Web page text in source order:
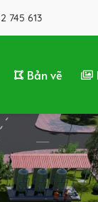
745 613
Bản vẽ